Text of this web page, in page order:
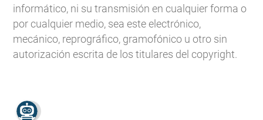
informático, ni su transmisión en cualquier forma o
por cualquier medio, sea este electrónico,
mecánico, reprográfico, gramofónico u otro sin
autorización escrita de los titulares del copyright.